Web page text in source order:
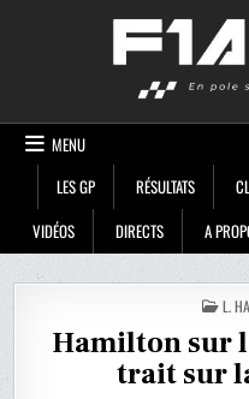
MENU
LES GP
RÉSULTATS
VIDÉOS
DIRECTS A
IN
L.
Hamilton sur
trait sur